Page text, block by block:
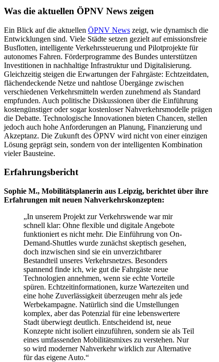
Was die aktuellen ÖPNV News zeigen
Ein Blick auf die aktuellen ÖPNV News zeigt, wie dynamisch die
Entwicklungen sind. Viele Städte setzen gezielt auf emissionsfreie
Busflotten, intelligente Verkehrssteuerung und Pilotprojekte für
autonomes Fahren. Förderprogramme des Bundes unterstützen
Investitionen in nachhaltige Infrastruktur und Digitalisierung.
Gleichzeitig steigen die Erwartungen der Fahrgäste: Echtzeitdaten,
flächendeckende Netze und nahtlose Übergänge zwischen
verschiedenen Verkehrsmitteln werden zunehmend als Standard
empfunden. Auch politische Diskussionen über die Einführung
kostengünstiger oder sogar kostenloser Nahverkehrsmodelle prägen
die Debatte. Technologische Innovationen bieten Chancen, stellen
jedoch auch hohe Anforderungen an Planung, Finanzierung und
Akzeptanz. Die Zukunft des ÖPNV wird nicht von einer einzigen
Lösung geprägt sein, sondern von der intelligenten Kombination
vieler Bausteine.
Erfahrungsbericht
Sophie M., Mobilitätsplanerin aus Leipzig, berichtet über ihre
Erfahrungen mit neuen Nahverkehrskonzepten:
„In unserem Projekt zur Verkehrswende war mir
schnell klar: Ohne flexible und digitale Angebote
funktioniert es nicht mehr. Die Einführung von On-
Demand-Shuttles wurde zunächst skeptisch gesehen,
doch inzwischen sind sie ein unverzichtbarer
Bestandteil unseres Verkehrsnetzes. Besonders
spannend finde ich, wie gut die Fahrgäste neue
Technologien annehmen, wenn sie echte Vorteile
spüren. Echtzeitinformationen, kurze Wartezeiten und
eine hohe Zuverlässigkeit überzeugen mehr als jede
Werbekampagne. Natürlich sind die Umstellungen
komplex, aber das Potenzial für eine lebenswertere
Stadt überwiegt deutlich. Entscheidend ist, neue
Konzepte nicht isoliert einzuführen, sondern sie als Teil
eines umfassenden Mobilitätsmixes zu verstehen. Nur
so wird moderner Nahverkehr wirklich zur Alternative
für das eigene Auto.“